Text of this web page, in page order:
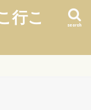
行こ
search